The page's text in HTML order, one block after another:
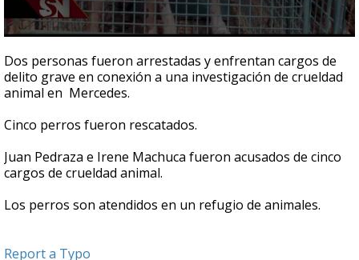
seconds
of
45
seconds
Dos personas fueron arrestadas y enfrentan cargos de
delito grave en conexión a una investigación de crueldad
animal en Mercedes.
Cinco perros fueron rescatados.
Juan Pedraza e Irene Machuca fueron acusados de cinco
cargos de crueldad animal.
Los perros son atendidos en un refugio de animales.
Report a Typo